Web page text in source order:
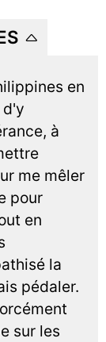
en
d'y
à
me mêler
pour
en
la
pédaler.
sur les